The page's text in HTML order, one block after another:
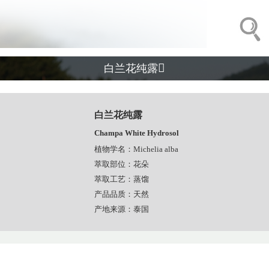
白兰花纯露
白兰花纯露
Champa White Hydrosol
植物学名：Michelia alba
萃取部位：花朵
萃取工艺：蒸馏
产品品质：天然
产地来源：泰国